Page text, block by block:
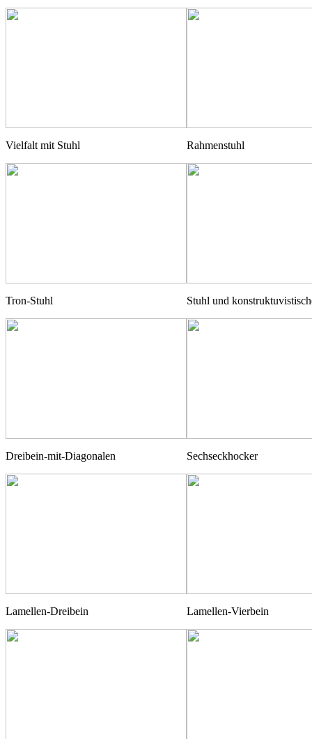
Vielfalt mit Stuhl Rahmenstuhl
Tron-Stuhl Stuhl und
Dreibein-mit-Diagonalen Sechseckhocker
Lamellen-Dreibein Lamellen-Vierbein